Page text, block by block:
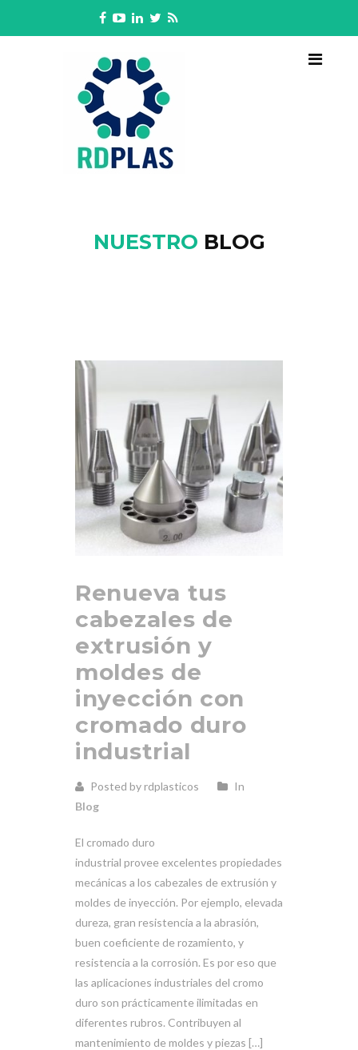
NUESTRO BLOG
Renueva tus
cabezales de
extrusión y
moldes de
inyección con
cromado duro
industrial
Posted by rdplasticos
In
Blog
El cromado duro
industrial provee excelentes propiedades
mecánicas a los cabezales de extrusión y
moldes de inyección. Por ejemplo, elevada
dureza, gran resistencia a la abrasión,
buen coeficiente de rozamiento, y
resistencia a la corrosión. Es por eso que
las aplicaciones industriales del cromo
duro son prácticamente ilimitadas en
diferentes rubros. Contribuyen al
mantenimiento de moldes y piezas […]